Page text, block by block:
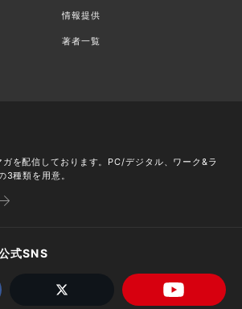
情報提供
著者一覧
を配信しております。PC/デジタル、ワーク&ラ
3種類を用意。
式SNS